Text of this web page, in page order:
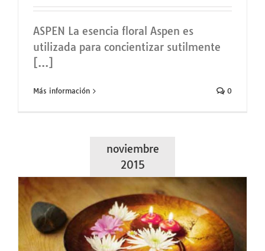
ASPEN La esencia floral Aspen es
utilizada para concientizar sutilmente
[...]
Más información 0
noviembre
2015